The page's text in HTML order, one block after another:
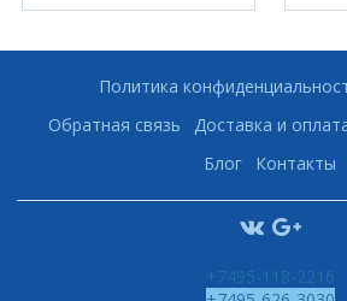
Политика
Обратная связь
Доставка и
Блог
Контакты
+7495-118-2216